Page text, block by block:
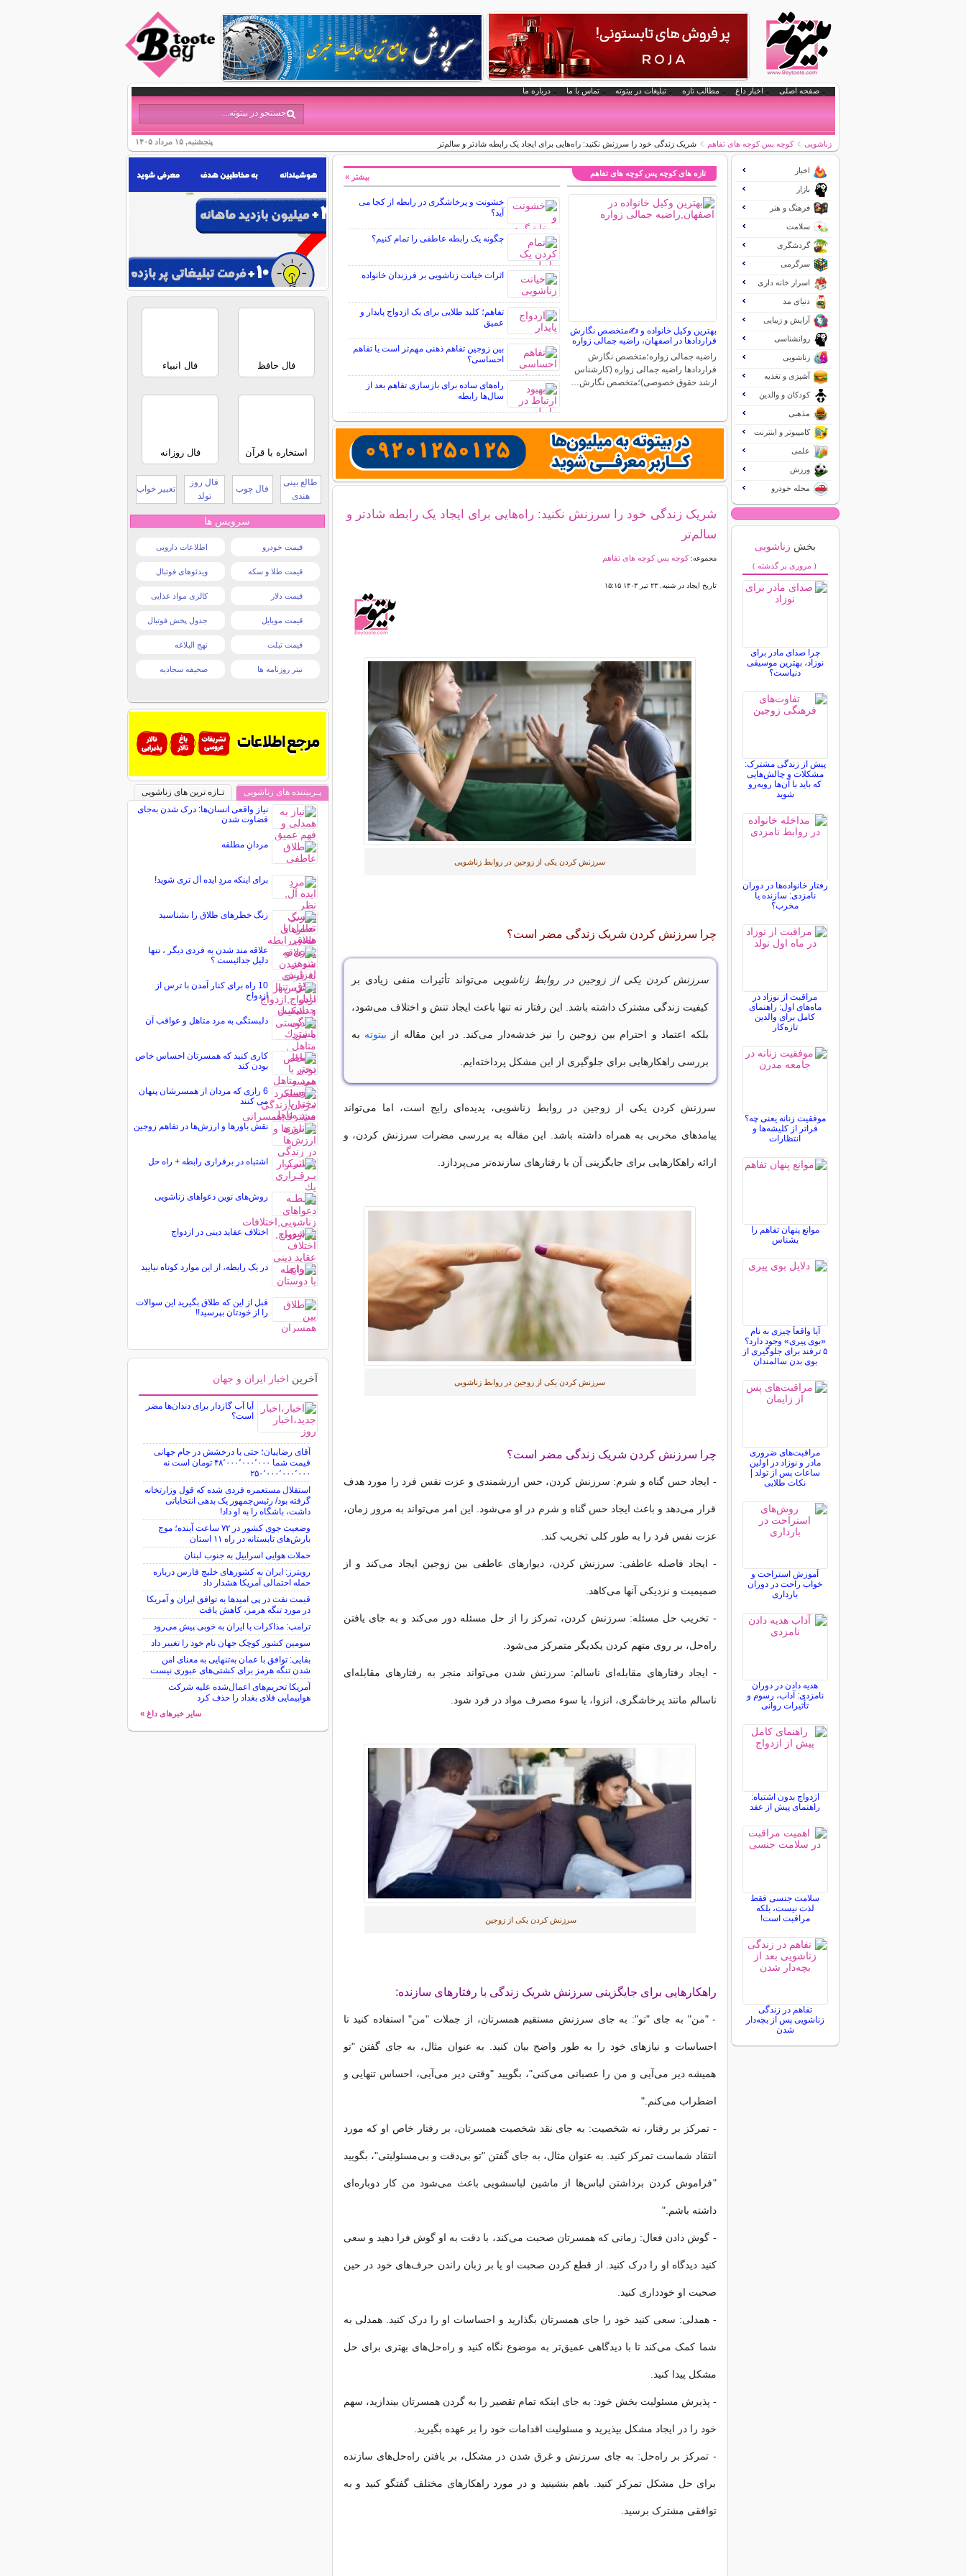
صفحه اصلی اخبار داغ مطالب تازه تبلیغات در بیتوته تماس با ما درباره ما
پنجشنبه, ۱۵ مرداد ۱۴۰۵ زناشویی کوچه پس کوچه های تفاهم شریک زندگی خود را سرزنش نکنید: راه‌هایی برای ایجاد یک رابطه شادتر و سالم‌تر
تازه های کوچه پس کوچه های تفاهم
بهترین وکیل خانواده و ✍️متخصص نگارش
قراردادها در اصفهان، راضیه جمالی زواره
راضیه جمالی زواره؛متخصص نگارش
قراردادها راضیه جمالی زواره (کارشناس
ارشد حقوق خصوصی)؛متخصص نگارش…
خشونت و پرخاشگری در رابطه از کجا می
آید؟
چگونه یک رابطه عاطفی را تمام کنیم؟
اثرات خیانت زناشویی بر فرزندان خانواده
تفاهم؛ کلید طلایی برای یک ازدواج پایدار و
عمیق
بین زوجین تفاهم ذهنی مهم‌تر است یا تفاهم
احساسی؟
راه‌های ساده برای بازسازی تفاهم بعد از
سال‌ها رابطه
بیشتر »
شریک زندگی خود را سرزنش نکنید: راه‌هایی برای ایجاد یک رابطه شادتر و
سالم‌تر
مجموعه:کوچه پس کوچه های تفاهم
تاریخ ایجاد در شنبه, ۲۳ تیر ۱۴۰۳ ۱۵:۱۵
سرزنش کردن یکی از زوجین در روابط زناشویی
چرا سرزنش کردن شریک زندگی مضر است؟
سرزنش کردن یکی از زوجین در روابط زناشویی می‌تواند تأثیرات منفی زیادی بر
کیفیت زندگی مشترک داشته باشد. این رفتار نه تنها باعث ایجاد تنش و اختلاف می‌شود،
بلکه اعتماد و احترام بین زوجین را نیز خدشه‌دار می‌کند. در این مقاله از بیتوته به
بررسی راهکارهایی برای جلوگیری از این مشکل پرداخته‌ایم.
سرزنش کردن یکی از زوجین در روابط زناشویی، پدیده‌ای رایج است، اما می‌تواند
پیامدهای مخربی به همراه داشته باشد. این مقاله به بررسی مضرات سرزنش کردن، و
ارائه راهکارهایی برای جایگزینی آن با رفتارهای سازنده‌تر می‌پردازد.
سرزنش کردن یکی از زوجین در روابط زناشویی
چرا سرزنش کردن شریک زندگی مضر است؟
- ایجاد حس گناه و شرم: سرزنش کردن، حس ارزشمندی و عزت نفس فرد را مورد هدف
قرار می‌دهد و باعث ایجاد حس گناه و شرم در او می‌شود. این امر می‌تواند به مرور زمان،
عزت نفس فرد را به طور کلی تخریب کند.
- ایجاد فاصله عاطفی: سرزنش کردن، دیوارهای عاطفی بین زوجین ایجاد می‌کند و از
صمیمیت و نزدیکی آنها می‌کاهد.
- تخریب حل مسئله: سرزنش کردن، تمرکز را از حل مسئله دور می‌کند و به جای یافتن
راه‌حل، بر روی متهم کردن یکدیگر متمرکز می‌شود.
- ایجاد رفتارهای مقابله‌ای ناسالم: سرزنش شدن می‌تواند منجر به رفتارهای مقابله‌ای
ناسالم مانند پرخاشگری، انزوا، یا سوء مصرف مواد در فرد شود.
سرزنش کردن یکی از زوجین
راهکارهایی برای جایگزینی سرزنش شریک زندگی با رفتارهای سازنده:
- "من" به جای "تو": به جای سرزنش مستقیم همسرتان، از جملات "من" استفاده کنید تا
احساسات و نیازهای خود را به طور واضح بیان کنید. به عنوان مثال، به جای گفتن "تو
همیشه دیر می‌آیی و من را عصبانی می‌کنی"، بگویید "وقتی دیر می‌آیی، احساس تنهایی و
اضطراب می‌کنم."
- تمرکز بر رفتار، نه شخصیت: به جای نقد شخصیت همسرتان، بر رفتار خاص او که مورد
انتقاد شماست تمرکز کنید. به عنوان مثال، به جای گفتن "تو بی‌دقت و بی‌مسئولیتی"، بگویید
"فراموش کردن برداشتن لباس‌ها از ماشین لباسشویی باعث می‌شود من کار دوباره‌ای
داشته باشم."
- گوش دادن فعال: زمانی که همسرتان صحبت می‌کند، با دقت به او گوش فرا دهید و سعی
کنید دیدگاه او را درک کنید. از قطع کردن صحبت او یا بر زبان راندن حرف‌های خود در حین
صحبت او خودداری کنید.
- همدلی: سعی کنید خود را جای همسرتان بگذارید و احساسات او را درک کنید. همدلی به
شما کمک می‌کند تا با دیدگاهی عمیق‌تر به موضوع نگاه کنید و راه‌حل‌های بهتری برای حل
مشکل پیدا کنید.
- پذیرش مسئولیت بخش خود: به جای اینکه تمام تقصیر را به گردن همسرتان بیندازید، سهم
خود را در ایجاد مشکل بپذیرید و مسئولیت اقدامات خود را بر عهده بگیرید.
- تمرکز بر راه‌حل: به جای سرزنش و غرق شدن در مشکل، بر یافتن راه‌حل‌های سازنده
برای حل مشکل تمرکز کنید. باهم بنشینید و در مورد راهکارهای مختلف گفتگو کنید و به
توافقی مشترک برسید.
اخبار
بازار
فرهنگ و هنر
سلامت
گردشگری
سرگرمی
اسرار خانه داری
دنیای مد
آرایش و زیبایی
روانشناسی
زناشویی
آشپزی و تغذیه
کودکان و والدین
مذهبی
کامپیوتر و اینترنت
علمی
ورزش
مجله خودرو
بخش زناشویی
( مروری بر گذشته )
چرا صدای مادر برای
نوزاد، بهترین موسیقی
دنیاست؟
پیش از زندگی مشترک:
مشکلات و چالش‌هایی
که باید با آن‌ها روبه‌رو
شوید
رفتار خانواده‌ها در دوران
نامزدی: سازنده یا
مخرب؟
مراقبت از نوزاد در
ماه‌های اول: راهنمای
کامل برای والدین
تازه‌کار
موفقیت زنانه یعنی چه؟
فراتر از کلیشه‌ها و
انتظارات
موانع پنهان تفاهم را
بشناس
آیا واقعاً چیزی به نام
«بوی پیری» وجود دارد؟
۵ ترفند برای جلوگیری از
بوی بدن سالمندان
مراقبت‌های ضروری
مادر و نوزاد در اولین
ساعات پس از تولد |
نکات طلایی
آموزش استراحت و
خواب راحت در دوران
بارداری
هدیه دادن در دوران
نامزدی: آداب، رسوم و
تأثیرات روانی
ازدواج بدون اشتباه:
راهنمای پیش از عقد
سلامت جنسی فقط
لذت نیست، بلکه
مراقبت است!
تفاهم در زندگی
زناشویی پس از بچه‌دار
شدن
فال حافظ فال انبیاء
استخاره با قرآن فال روزانه
طالع بینی
هندی
فال چوب
فال روز
تولد
تعبیر خواب
سرویس ها
قیمت خودرو اطلاعات دارویی
قیمت طلا و سکه ویدئوهای فوتبال
قیمت دلار کالری مواد غذایی
قیمت موبایل جدول پخش فوتبال
قیمت تبلت نهج البلاغه
تیتر روزنامه ها صحیفه سجادیه
پـربیننده های زناشویی
تـازه ترین های زناشویی
نیاز واقعی انسان‌ها: درک شدن به‌جای
قضاوت شدن
مردانِ مطلقه
برای اینکه مردِ ایده آل تری شوید!
زنگ خطرهای طلاق را بشناسید
علاقه مند شدن به فردی دیگر ، تنها
دلیل جدائیست ؟
10 راه برای کنار آمدن با ترس از
ازدواج
دلبستگی به مرد متاهل و عواقب آن
کاری کنید که همسرتان احساس خاص
بودن کند
6 رازی که مردان از همسرشان پنهان
می کنند
نقش باورها و ارزش‌ها در تفاهم زوجین
اشتباه در برقراری رابطه + راه حل
روش‌های نوین دعواهای زناشویی
اختلاف عقاید دینی در ازدواج
در یک رابطه، از این موارد کوتاه نیایید
قبل از این که طلاق بگیرید این سوالات
را از خودتان بپرسید!!
آخرین اخبار ایران و جهان
آیا آب گازدار برای دندان‌ها مضر
است؟
آقای رضاییان؛ حتی با درخشش در جام جهانی
قیمت شما ۴۸٬۰۰۰٬۰۰۰٬۰۰۰ تومان است نه
۲۵۰٬۰۰۰٬۰۰۰٬۰۰۰
استقلال مستعمره فردی شده که قول وزارتخانه
گرفته بود/ رئیس‌جمهور یک بدهی انتخاباتی
داشت، باشگاه را به او داد!
وضعیت جوی کشور در ۷۲ ساعت آینده؛ موج
بارش‌های تابستانه در راه ۱۱ استان
حملات هوایی اسراییل به جنوب لبنان
رویترز: ایران به کشورهای خلیج فارس درباره
حمله احتمالی آمریکا هشدار داد
قیمت نفت در پی امیدها به توافق ایران و آمریکا
در مورد تنگه هرمز، کاهش یافت
ترامپ: مذاکرات با ایران به خوبی پیش می‌رود
سومین کشور کوچک جهان نام خود را تغییر داد
بقایی: توافق با عمان به‌تنهایی به معنای امن
شدن تنگه هرمز برای کشتی‌های عبوری نیست
آمریکا تحریم‌های اعمال‌شده علیه شرکت
هواپیمایی فلای بغداد را حذف کرد
سایر خبرهای داغ »